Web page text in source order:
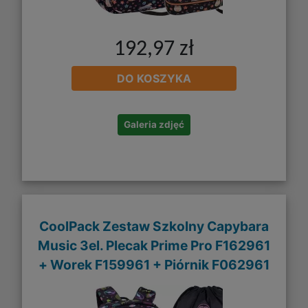
192,97 zł
DO KOSZYKA
Galeria zdjęć
CoolPack Zestaw Szkolny Capybara
Music 3el. Plecak Prime Pro F162961
+ Worek F159961 + Piórnik F062961